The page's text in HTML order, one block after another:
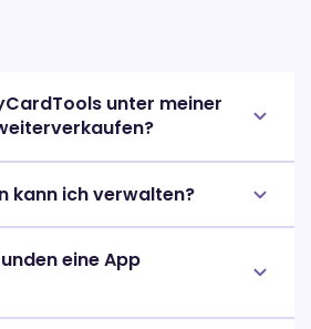
unter meiner
kann ich verwalten?
eine App